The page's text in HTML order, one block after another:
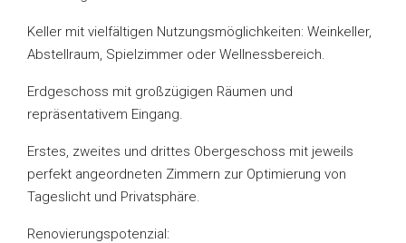
Keller mit vielfältigen Nutzungsmöglichkeiten: Weinkeller,
Abstellraum, Spielzimmer oder Wellnessbereich.
Erdgeschoss mit großzügigen Räumen und
repräsentativem Eingang.
Erstes, zweites und drittes Obergeschoss mit jeweils
perfekt angeordneten Zimmern zur Optimierung von
Tageslicht und Privatsphäre.
Renovierungspotenzial: